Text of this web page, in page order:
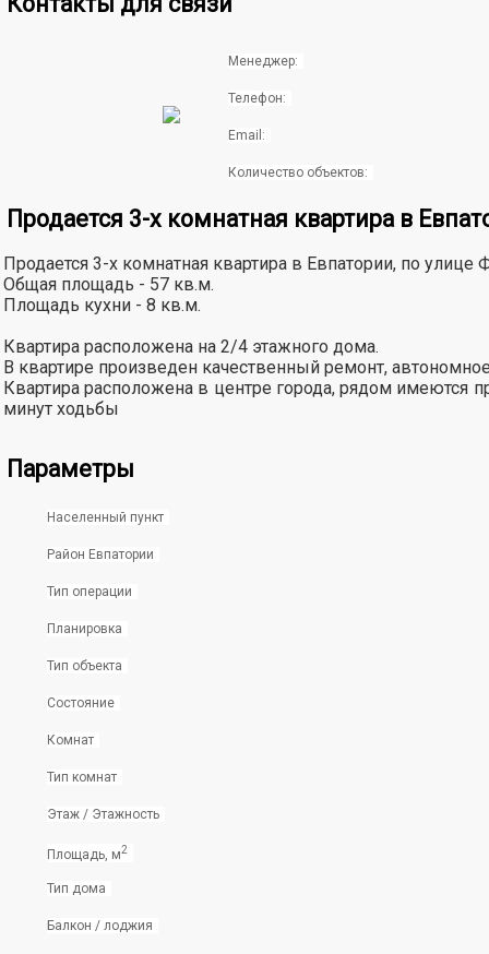
Менеджер:
Телефон:
Email:
Количество объектов:
Продается 3-х комнатная квартира в
Продается 3-х комнатная квартира в Евпатории, по улице
Общая площадь - 57 кв.м.
Площадь кухни - 8 кв.м.
Квартира расположена на 2/4 этажного дома.
В квартире произведен качественный ремонт,
Квартира расположена в центре города, рядом
минут ходьбы
Параметры
Населенный пункт
Район Евпатории
Тип операции
Планировка
Тип объекта
Состояние
Комнат
Тип комнат
Этаж / Этажность
Площадь, м2
Тип дома
Балкон / лоджия